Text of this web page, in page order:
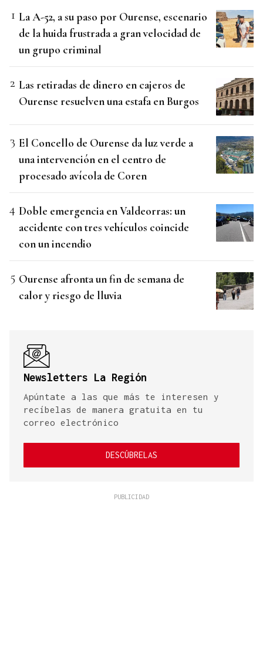
La A-52, a su paso por Ourense, escenario
de la huida frustrada a gran velocidad de
un grupo criminal
Las retiradas de dinero en cajeros de
Ourense resuelven una estafa en Burgos
El Concello de Ourense da luz verde a
una intervención en el centro de
procesado avícola de Coren
Doble emergencia en Valdeorras: un
accidente con tres vehículos coincide
con un incendio
Ourense afronta un fin de semana de
calor y riesgo de lluvia
Newsletters La Región
Apúntate a las que más te interesen y
recíbelas de manera gratuita en tu
correo electrónico
DESCÚBRELAS